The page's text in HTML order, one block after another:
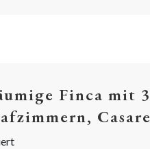
Finca mit 3